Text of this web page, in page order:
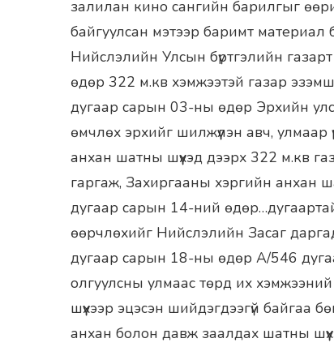
залилан кино сангийн барилгыг
байгуулсан мэтээр баримт материал
Нийслэлийн Улсын бүртгэлийн
өдөр 322 м.кв хэмжээтэй газар
дугаар сарын 03-ны өдөр Эрхийн
өмчлөх эрхийг шилжүүлэн авч,
анхан шатны шүүхэд дээрх 322 м.кв
гаргаж, Захиргааны хэргийн анхан
дугаар сарын 14-ний
өөрчлөхийг Нийслэлийн Засаг
дугаар сарын 18-ны өдөр А/546
олгуулсны улмаас төрд их
шүүхээр эцэсэн шийдэгдээгүй байгаа
анхан болон давж заалдах шатны